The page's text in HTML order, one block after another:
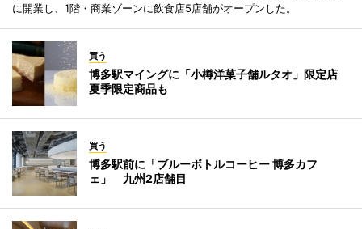
に開業し、1階・商業ゾーンに飲食店5店舗がオープンした。
買う
博多駅マイングに「小樽洋菓子舗ルタオ」限定店
夏季限定商品も
買う
博多駅前に「ブルーボトルコーヒー 博多カフ
ェ」 九州2店舗目